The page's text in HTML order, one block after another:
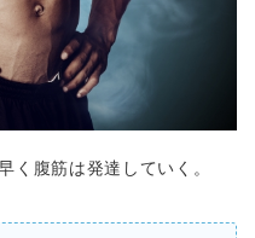
く腹筋は発達していく。